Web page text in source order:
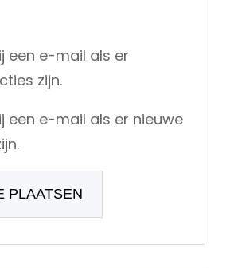
een e-mail als er
zijn.
een e-mail als er nieuwe